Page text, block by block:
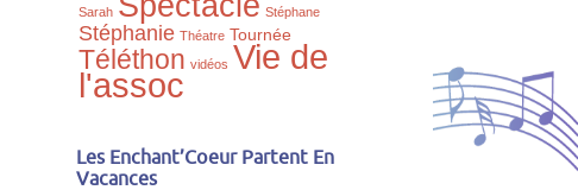
Sarah
Stéphane
Stéphanie Théatre Tournée
Téléthon vidéos Vie de
l'assoc
Les Enchant’Coeur Partent En
Vacances